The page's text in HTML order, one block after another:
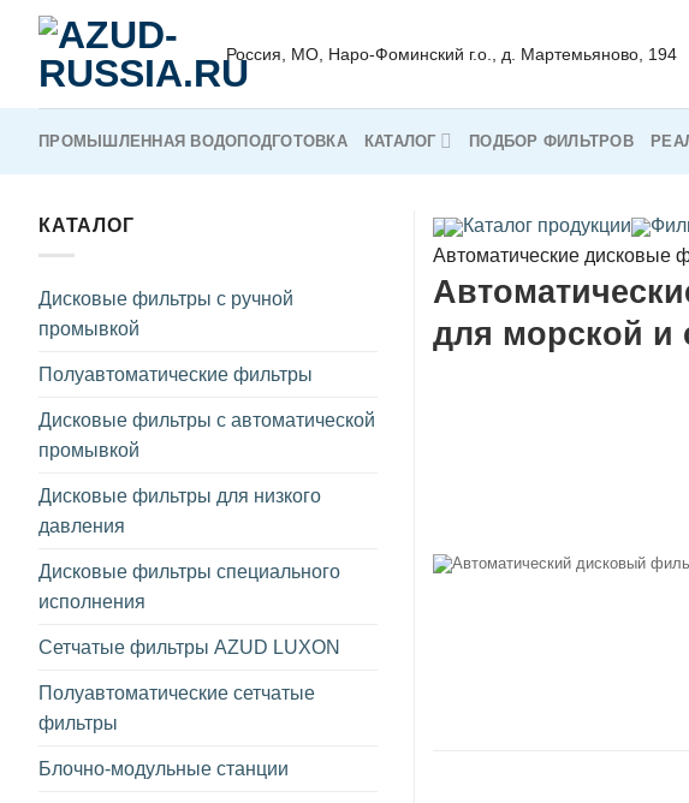
content
Россия, МO, Наро-Фоминский г.о., д. Мартемьяново, 194
ПРОМЫШЛЕННАЯ ВОДОПОДГОТОВКА КАТАЛОГ ПОДБОР ФИЛЬТРОВ
Каталог продукции
Автоматические дисковые
для морской и
КАТАЛОГ
Дисковые фильтры с ручной
промывкой
Полуавтоматические фильтры
Дисковые фильтры с автоматической
промывкой
Дисковые фильтры для низкого
давления
Дисковые фильтры специального
исполнения
Сетчатые фильтры AZUD LUXON
Полуавтоматические сетчатые
фильтры
Блочно-модульные станции